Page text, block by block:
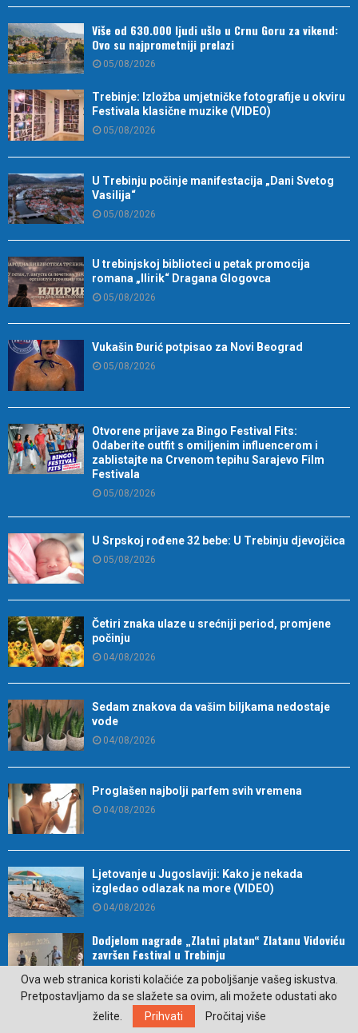
Više od 630.000 ljudi ušlo u Crnu Goru za vikend:
Ovo su najprometniji prelazi
05/08/2026
Trebinje: Izložba umjetničke fotografije u okviru
Festivala klasične muzike (VIDEO)
05/08/2026
U Trebinju počinje manifestacija „Dani Svetog
Vasilija“
05/08/2026
U trebinjskoj biblioteci u petak promocija
romana „Ilirik“ Dragana Glogovca
05/08/2026
Vukašin Đurić potpisao za Novi Beograd
05/08/2026
Otvorene prijave za Bingo Festival Fits:
Odaberite outfit s omiljenim influencerom i
zablistajte na Crvenom tepihu Sarajevo Film
Festivala
05/08/2026
U Srpskoj rođene 32 bebe: U Trebinju djevojčica
05/08/2026
Četiri znaka ulaze u srećniji period, promjene
počinju
04/08/2026
Sedam znakova da vašim biljkama nedostaje
vode
04/08/2026
Proglašen najbolji parfem svih vremena
04/08/2026
Ljetovanje u Jugoslaviji: Kako je nekada
izgledao odlazak na more (VIDEO)
04/08/2026
Dodjelom nagrade „Zlatni platan“ Zlatanu Vidoviću
završen Festival u Trebinju
04/08/2026
Međunarodni muzički festival od 5. do 13. avgusta
Ova web stranica koristi kolačiće za poboljšanje vašeg iskustva.
Pretpostavljamo da se slažete sa ovim, ali možete odustati ako
želite.
Prihvati Pročitaj više